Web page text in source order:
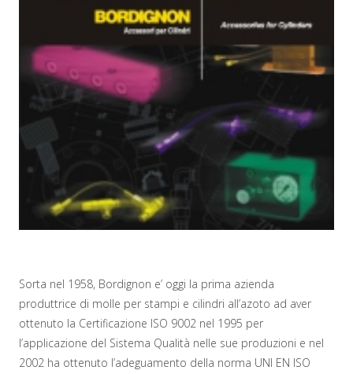
Sorta nel 1958, Bordignon e’ oggi la prima azienda
produttrice di molle per stampi e cilindri all’azoto ad aver
ottenuto la Certificazione ISO 9002 nel 1995 per
l’applicazione del Sistema Qualità nelle sue produzioni e nel
2002 ha ottenuto l’adeguamento della norma UNI EN ISO